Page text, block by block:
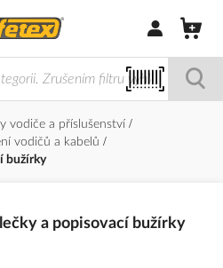
Přihlásit/
vodiče a příslušenství
vodičů a kabelů
bužírky
a popisovací bužírky